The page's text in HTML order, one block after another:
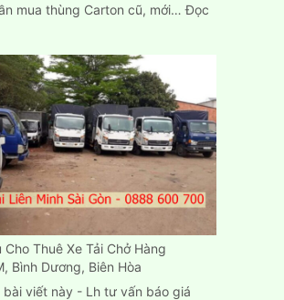
mua thùng Carton cũ, mới…Đọc
Cho Thuê Xe Tải Chở Hàng
Bình Dương, Biên Hòa
bài viết này - Lh tư vấn báo giá